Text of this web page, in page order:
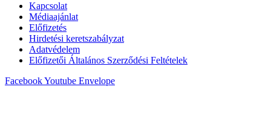
Kapcsolat
Médiaajánlat
Előfizetés
Hirdetési keretszabályzat
Adatvédelem
Előfizetői Általános Szerződési Feltételek
FacebookYoutube Envelope